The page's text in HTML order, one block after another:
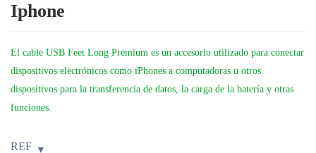
Iphone
El cable USB Feet Long Premium es un accesorio utilizado para conectar
dispositivos electrónicos como iPhones a computadoras u otros
dispositivos para la transferencia de datos, la carga de la batería y otras
funciones.
REF